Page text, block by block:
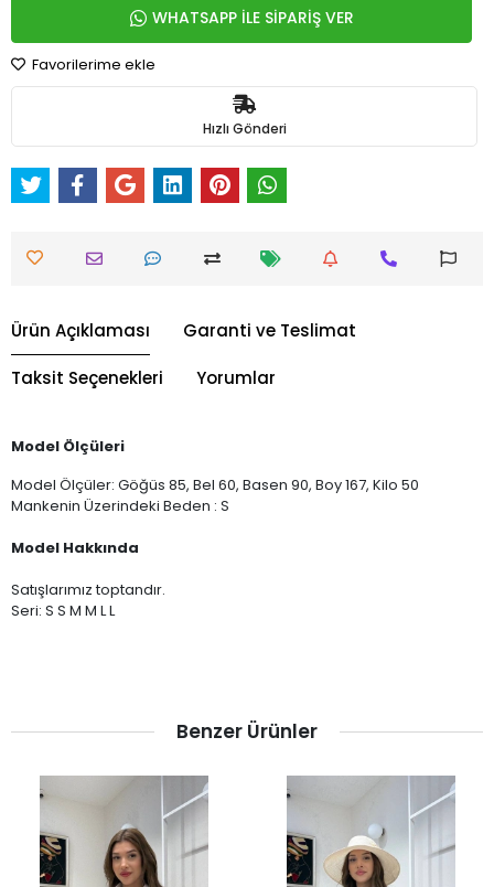
WHATSAPP İLE SİPARİŞ VER
Favorilerime ekle
Hızlı Gönderi
Ürün Açıklaması Garanti ve Teslimat
Taksit Seçenekleri Yorumlar
Model Ölçüleri
Model Ölçüler: Göğüs 85, Bel 60, Basen 90, Boy 167, Kilo 50
Mankenin Üzerindeki Beden : S
Model Hakkında
Satışlarımız toptandır.
Seri: S S M M L L
Benzer Ürünler